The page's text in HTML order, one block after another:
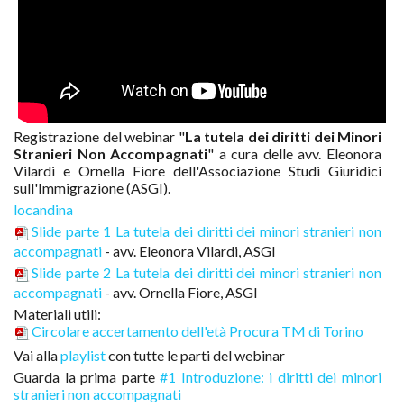
Registrazione del webinar "La tutela dei diritti dei Minori
Stranieri Non Accompagnati" a cura delle avv. Eleonora
Vilardi e Ornella Fiore dell'Associazione Studi Giuridici
sull'Immigrazione (ASGI).
locandina
Slide parte 1 La tutela dei diritti dei minori stranieri non
accompagnati - avv. Eleonora Vilardi, ASGI
Slide parte 2 La tutela dei diritti dei minori stranieri non
accompagnati - avv. Ornella Fiore, ASGI
Materiali utili:
Circolare accertamento dell'età Procura TM di Torino
Vai allaplaylistcon tutte le parti del webinar
Guarda la prima parte#1 Introduzione: i diritti dei minori
stranieri non accompagnati